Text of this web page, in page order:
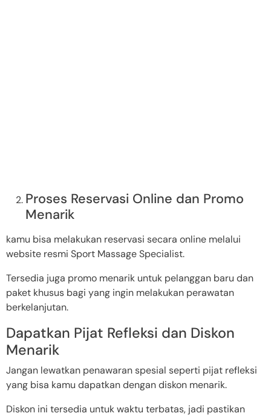
Proses Reservasi Online dan Promo
Menarik
kamu bisa melakukan reservasi secara online melalui
website resmi Sport Massage Specialist.
Tersedia juga promo menarik untuk pelanggan baru dan
paket khusus bagi yang ingin melakukan perawatan
berkelanjutan.
Dapatkan Pijat Refleksi dan Diskon
Menarik
Jangan lewatkan penawaran spesial seperti pijat refleksi
yang bisa kamu dapatkan dengan diskon menarik.
Diskon ini tersedia untuk waktu terbatas, jadi pastikan